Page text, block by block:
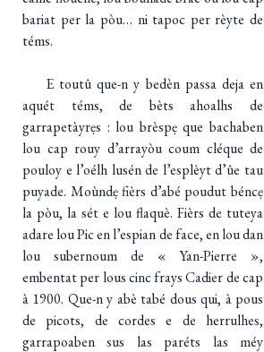
bariat per la pòu… ni tapoc per rèyte de
téms.
E toutû que-n y bedèn passa deja en
aquét téms, de bèts ahoalhs de
garrapetàyrẹs : lou brèspẹ que bachaben
lou cap rouy d’arrayòu coum cléque de
pouloy e l’oélh lusén de l’esplèyt d’ûe tau
puyade. Moùndẹ fièrs d’abé poudut béncẹ
la pòu, la sét e lou flaquè. Fièrs de tuteya
adare lou Pic en l’espian de face, en lou dan
lou subernoum de « Yan-Pierre »,
embentat per lous cinc frays Cadier de cap
à 1900. Que-n y abè tabé dous qui, à pous
de picots, de cordes e de herrulhes,
garrapoaben sus las paréts las méy